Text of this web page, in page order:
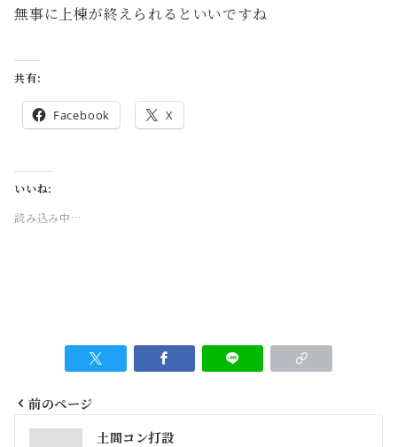
無事に上棟が終えられるといいですね
共有:
Facebook X
いいね:
読み込み中…
投
前のページ
土間コン打設